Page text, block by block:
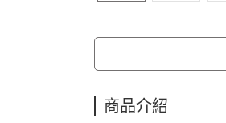
商品介紹